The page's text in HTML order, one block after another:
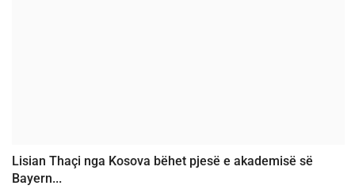
Lisian Thaçi nga Kosova bëhet pjesë e akademisë së
Bayern...